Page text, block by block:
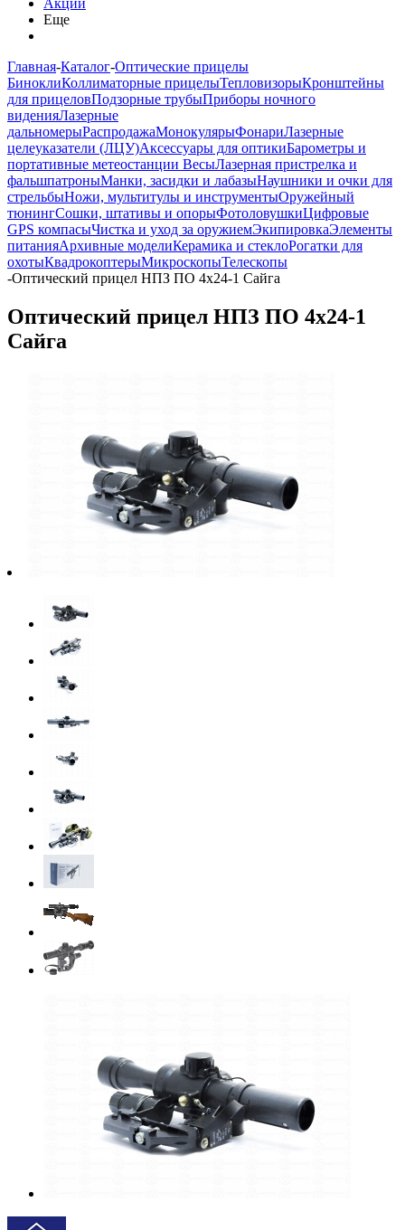
Акции
Еще
Главная-Каталог-Оптические прицелы
БиноклиКоллиматорные прицелыТепловизорыКронштейны
для прицеловПодзорные трубыПриборы ночного
виденияЛазерные
дальномерыРаспродажаМонокулярыФонариЛазерные
целеуказатели (ЛЦУ)Аксессуары для оптикиБарометры и
портативные метеостанции ВесыЛазерная пристрелка и
фальшпатроныМанки, засидки и лабазыНаушники и очки для
стрельбыНожи, мультитулы и инструментыОружейный
тюнингСошки, штативы и опорыФотоловушкиЦифровые
GPS компасыЧистка и уход за оружиемЭкипировкаЭлементы
питанияАрхивные моделиКерамика и стеклоРогатки для
охотыКвадрокоптерыМикроскопыТелескопы
-Оптический прицел НПЗ ПО 4х24-1 Сайга
Оптический прицел НПЗ ПО 4х24-1
Сайга